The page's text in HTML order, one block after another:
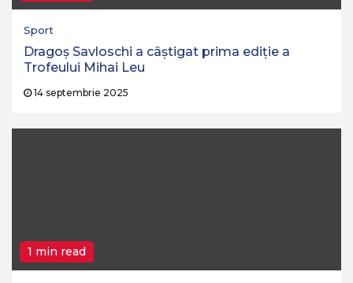
Sport
Dragoș Savloschi a câștigat prima ediție a
Trofeului Mihai Leu
14 septembrie 2025
1 min read